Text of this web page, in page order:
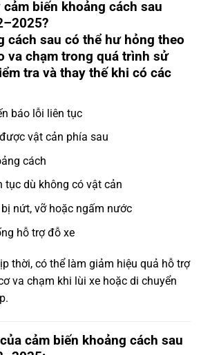
biến khoảng cách sau
cách sau có thể hư hỏng theo
va chạm trong quá trình sử
tra và thay thế khi có các
báo lỗi liên tục
vật cản phía sau
cách
tục dù không có vật cản
nứt, vỡ hoặc ngấm nước
hỗ trợ đỗ xe
thời, có thể làm giảm hiệu quả hỗ trợ
va chạm khi lùi xe hoặc di chuyển
cảm biến khoảng cách sau